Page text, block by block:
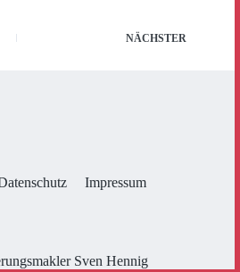
NÄCHSTER
Impressum
Sven Hennig